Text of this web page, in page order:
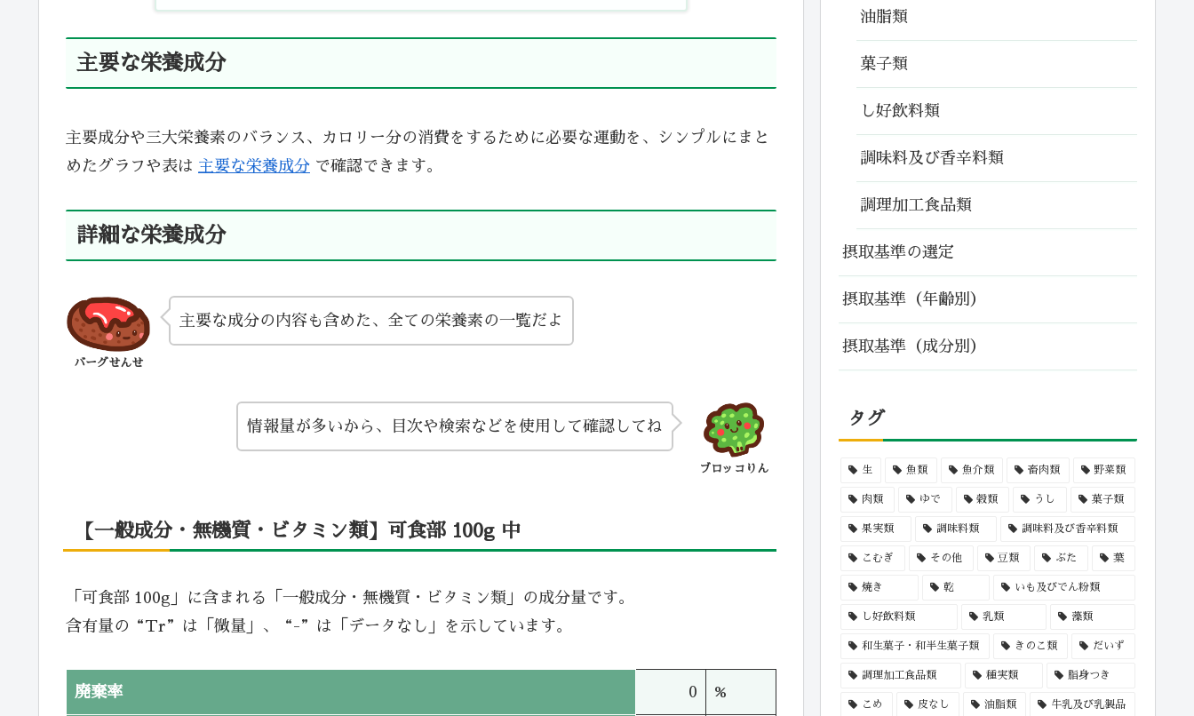
主要な栄養成分
主要成分や三大栄養素のバランス、カロリー分の消費をするために必要な運動を、シンプルにまと
めたグラフや表は 主要な栄養成分 で確認できます。
詳細な栄養成分
バーグせんせ
主要な成分の内容も含めた、全ての栄養素の一覧だよ
ブロッコりん
情報量が多いから、目次や検索などを使用して確認してね
【一般成分・無機質・ビタミン類】可食部 100g 中
「可食部 100g」に含まれる「一般成分・無機質・ビタミン類」の成分量です。
含有量の“Tr”は「微量」、“-”は「データなし」を示しています。
廃棄率 0 %
油脂類
菓子類
し好飲料類
調味料及び香辛料類
調理加工食品類
摂取基準の選定
摂取基準（年齢別）
摂取基準（成分別）
タグ
生 魚類 魚介類 畜肉類 野菜類
肉類 ゆで 穀類 うし 菓子類
果実類 調味料類 調味料及び香辛料類
こむぎ その他 豆類 ぶた 葉
焼き 乾 いも及びでん粉類
し好飲料類 乳類 藻類
和生菓子・和半生菓子類 きのこ類 だいず
調理加工食品類 種実類 脂身つき
こめ 皮なし 油脂類 牛乳及び乳製品